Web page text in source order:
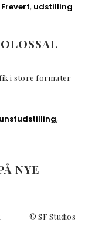
, udstilling
i store formater
,
NYE
© SF Studios